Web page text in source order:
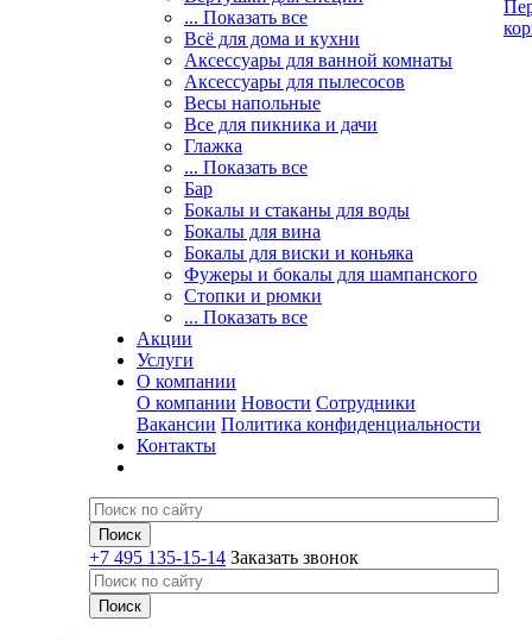
... Показать все
Всё для дома и кухни
Аксессуары для ванной комнаты
Аксессуары для пылесосов
Весы напольные
Все для пикника и дачи
Глажка
... Показать все
Бар
Бокалы и стаканы для воды
Бокалы для вина
Бокалы для виски и коньяка
Фужеры и бокалы для шампанского
Стопки и рюмки
... Показать все
Акции
Услуги
О компании
О компании Новости Сотрудники
Вакансии Политика конфиденциальности
Контакты
+7 495 135-15-14 Заказать звонок